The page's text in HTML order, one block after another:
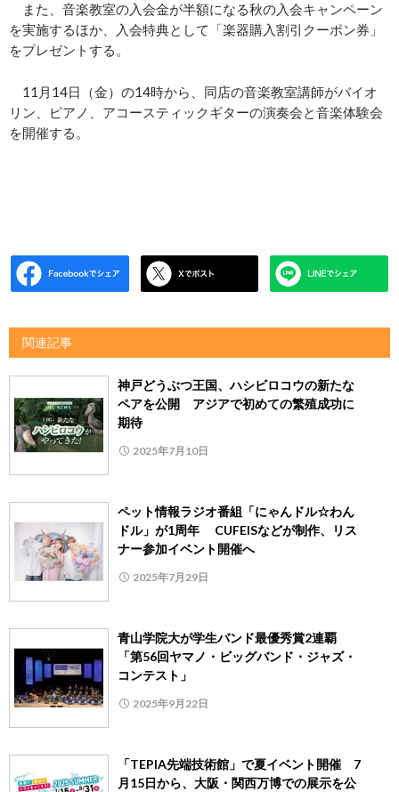
また、音楽教室の入会金が半額になる秋の入会キャンペーン
を実施するほか、入会特典として「楽器購入割引クーポン券」
をプレゼントする。
11月14日（金）の14時から、同店の音楽教室講師がバイオ
リン、ピアノ、アコースティックギターの演奏会と音楽体験会
を開催する。
関連記事
神戸どうぶつ王国、ハシビロコウの新たな
ペアを公開 アジアで初めての繁殖成功に
期待
2025年7月10日
ペット情報ラジオ番組「にゃんドル☆わん
ドル」が1周年 CUFEISなどが制作、リス
ナー参加イベント開催へ
2025年7月29日
青山学院大が学生バンド最優秀賞2連覇
「第56回ヤマノ・ビッグバンド・ジャズ・
コンテスト」
2025年9月22日
「TEPIA先端技術館」で夏イベント開催 7
月15日から、大阪・関西万博での展示を公